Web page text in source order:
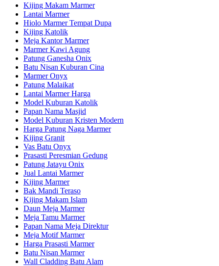
Kijing Makam Marmer
Lantai Marmer
Hiolo Marmer Tempat Dupa
Kijing Katolik
Meja Kantor Marmer
Marmer Kawi Agung
Patung Ganesha Onix
Batu Nisan Kuburan Cina
Marmer Onyx
Patung Malaikat
Lantai Marmer Harga
Model Kuburan Katolik
Papan Nama Masjid
Model Kuburan Kristen Modern
Harga Patung Naga Marmer
Kijing Granit
Vas Batu Onyx
Prasasti Peresmian Gedung
Patung Jatayu Onix
Jual Lantai Marmer
Kijing Marmer
Bak Mandi Teraso
Kijing Makam Islam
Daun Meja Marmer
Meja Tamu Marmer
Papan Nama Meja Direktur
Meja Motif Marmer
Harga Prasasti Marmer
Batu Nisan Marmer
Wall Cladding Batu Alam